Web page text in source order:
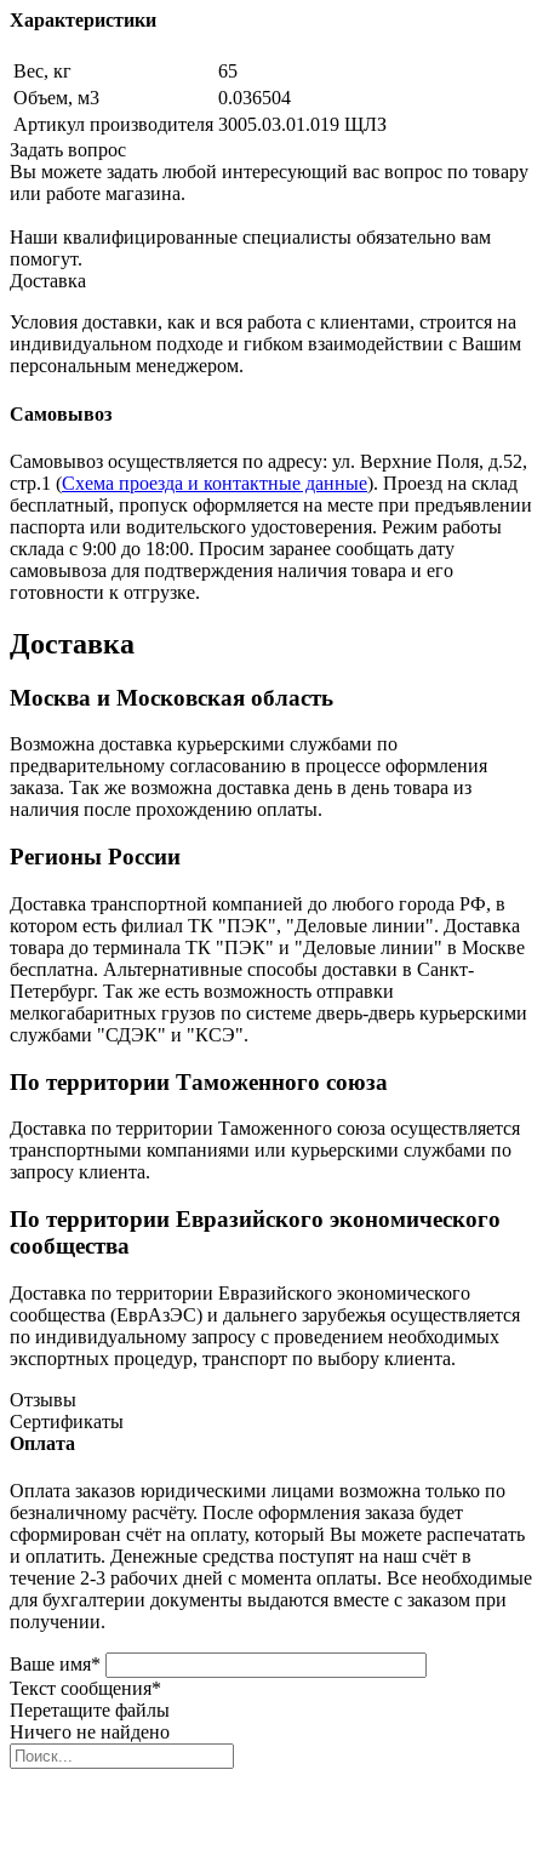
Характеристики
Вес, кг
65
Объем, м3
0.036504
Артикул производителя 3005.03.01.019 ЩЛЗ
Задать вопрос
Вы можете задать любой интересующий вас вопрос по товару
или работе магазина.
Наши квалифицированные специалисты обязательно вам
помогут.
Доставка
Условия доставки, как и вся работа с клиентами, строится на
индивидуальном подходе и гибком взаимодействии с Вашим
персональным менеджером.
Самовывоз
Самовывоз осуществляется по адресу: ул. Верхние Поля, д.52,
стр.1 (Схема проезда и контактные данные). Проезд на склад
бесплатный, пропуск оформляется на месте при предъявлении
паспорта или водительского удостоверения. Режим работы
склада с 9:00 до 18:00. Просим заранее сообщать дату
самовывоза для подтверждения наличия товара и его
готовности к отгрузке.
Доставка
Москва и Московская область
Возможна доставка курьерскими службами по
предварительному согласованию в процессе оформления
заказа. Так же возможна доставка день в день товара из
наличия после прохождению оплаты.
Регионы России
Доставка транспортной компанией до любого города РФ, в
котором есть филиал ТК "ПЭК", "Деловые линии". Доставка
товара до терминала ТК "ПЭК" и "Деловые линии" в Москве
бесплатна. Альтернативные способы доставки в Санкт-
Петербург. Так же есть возможность отправки
мелкогабаритных грузов по системе дверь-дверь курьерскими
службами "СДЭК" и "КСЭ".
По территории Таможенного союза
Доставка по территории Таможенного союза осуществляется
транспортными компаниями или курьерскими службами по
запросу клиента.
По территории Евразийского экономического
сообщества
Доставка по территории Евразийского экономического
сообщества (ЕврАзЭС) и дальнего зарубежья осуществляется
по индивидуальному запросу с проведением необходимых
экспортных процедур, транспорт по выбору клиента.
Отзывы
Сертификаты
Оплата
Оплата заказов юридическими лицами возможна только по
безналичному расчёту. После оформления заказа будет
сформирован счёт на оплату, который Вы можете распечатать
и оплатить. Денежные средства поступят на наш счёт в
течение 2-3 рабочих дней с момента оплаты. Все необходимые
для бухгалтерии документы выдаются вместе с заказом при
получении.
Ваше имя*
Текст сообщения*
Перетащите файлы
Ничего не найдено